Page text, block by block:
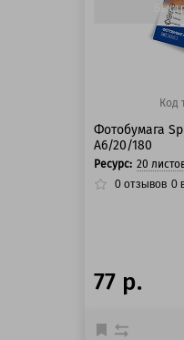
Код
Фотобумага
A6/20/180
Ресурс: 20
0 отзывов 0
77 р.